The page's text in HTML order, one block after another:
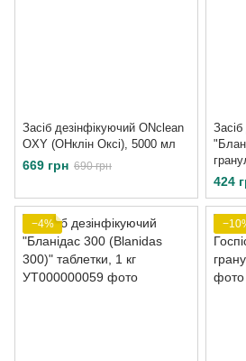
Засіб дезінфікуючий ONclean
OXY (ОНклін Оксі), 5000 мл
669 грн 690 грн
424
−4%